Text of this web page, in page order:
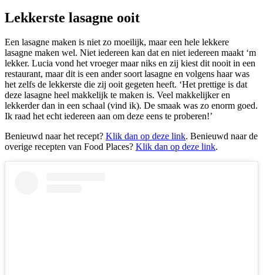
Lekkerste lasagne ooit
Een lasagne maken is niet zo moeilijk, maar een hele lekkere
lasagne maken wel. Niet iedereen kan dat en niet iedereen maakt ‘m
lekker. Lucia vond het vroeger maar niks en zij kiest dit nooit in een
restaurant, maar dit is een ander soort lasagne en volgens haar was
het zelfs de lekkerste die zij ooit gegeten heeft. ‘Het prettige is dat
deze lasagne heel makkelijk te maken is. Veel makkelijker en
lekkerder dan in een schaal (vind ik). De smaak was zo enorm goed.
Ik raad het echt iedereen aan om deze eens te proberen!’
Benieuwd naar het recept? Klik dan op deze link. Benieuwd naar de
overige recepten van Food Places? Klik dan op deze link.